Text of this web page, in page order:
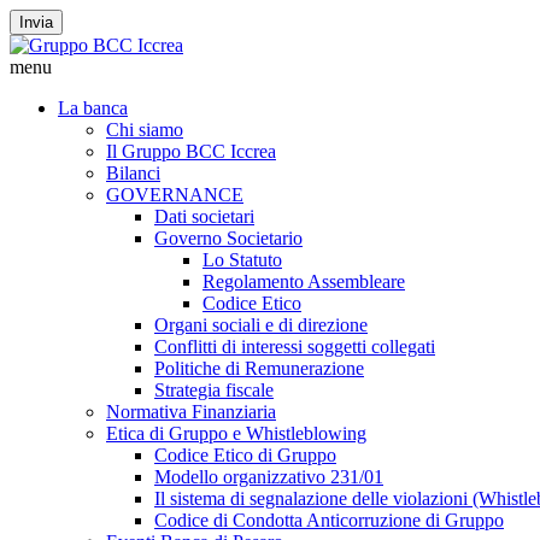
Invia
menu
La banca
Chi siamo
Il Gruppo BCC Iccrea
Bilanci
GOVERNANCE
Dati societari
Governo Societario
Lo Statuto
Regolamento Assembleare
Codice Etico
Organi sociali e di direzione
Conflitti di interessi soggetti collegati
Politiche di Remunerazione
Strategia fiscale
Normativa Finanziaria
Etica di Gruppo e Whistleblowing
Codice Etico di Gruppo
Modello organizzativo 231/01
Il sistema di segnalazione delle violazioni
Codice di Condotta Anticorruzione di Gruppo